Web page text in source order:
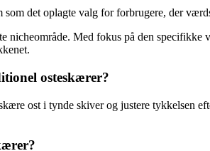
det oplagte valg for forbrugere, der
Med fokus på den
osteskærer?
ost i tynde skiver og justere tykkelsen